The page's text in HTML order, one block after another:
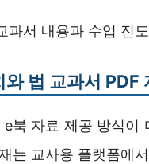
과서 내용과 수업 진
법 교과서 PDF
e북 자료 제공 방식
는 교사용 플랫폼에